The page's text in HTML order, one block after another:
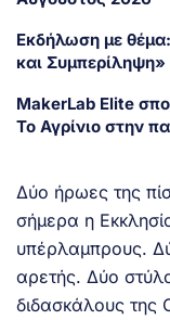
Εκδήλωση με
και Συμπερίληψη»
MakerLab Elite
Το Αγρίνιο στην
Δύο ήρωες της
σήμερα η
υπέρλαμπρους.
αρετής. Δύο
διδασκάλους της